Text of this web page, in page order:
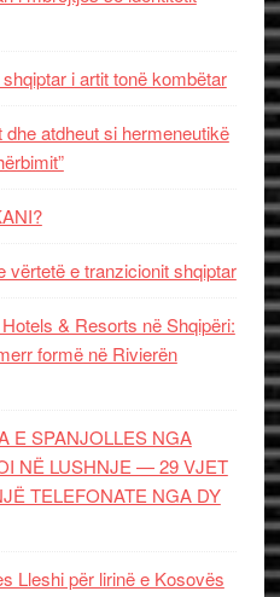
i artit tonë kombëtar
atdheut si hermeneutikë
vërtetë e tranzicionit shqiptar
& Resorts në Shqipëri:
formë në Rivierën
E SPANJOLLES NGA
NË LUSHNJE — 29 VJET
TELEFONATE NGA DY
Lleshi për lirinë e Kosovës